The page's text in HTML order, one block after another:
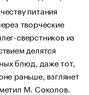
питания
творческие
сверстников из
делятся
блюд, даже тот,
раньше, взглянет
М. Соколов.